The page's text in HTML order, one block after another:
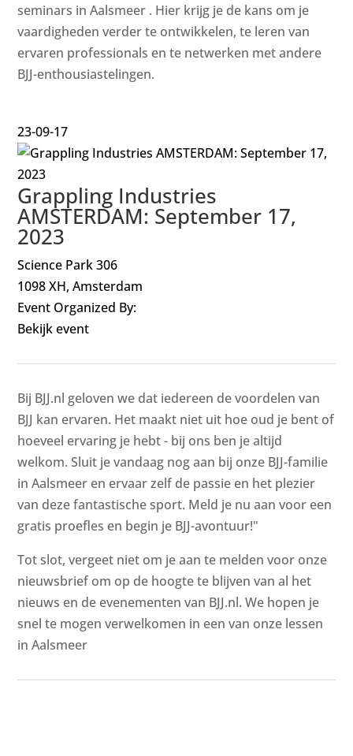
seminars in Aalsmeer . Hier krijg je de kans om je
vaardigheden verder te ontwikkelen, te leren van
ervaren professionals en te netwerken met andere
BJJ-enthousiastelingen.
23-09-17
Grappling Industries
AMSTERDAM: September 17,
2023
Science Park 306
1098 XH, Amsterdam
Event Organized By:
Bekijk event
Bij BJJ.nl geloven we dat iedereen de voordelen van
BJJ kan ervaren. Het maakt niet uit hoe oud je bent of
hoeveel ervaring je hebt - bij ons ben je altijd
welkom. Sluit je vandaag nog aan bij onze BJJ-familie
in Aalsmeer en ervaar zelf de passie en het plezier
van deze fantastische sport. Meld je nu aan voor een
gratis proefles en begin je BJJ-avontuur!"
Tot slot, vergeet niet om je aan te melden voor onze
nieuwsbrief om op de hoogte te blijven van al het
nieuws en de evenementen van BJJ.nl. We hopen je
snel te mogen verwelkomen in een van onze lessen
in Aalsmeer